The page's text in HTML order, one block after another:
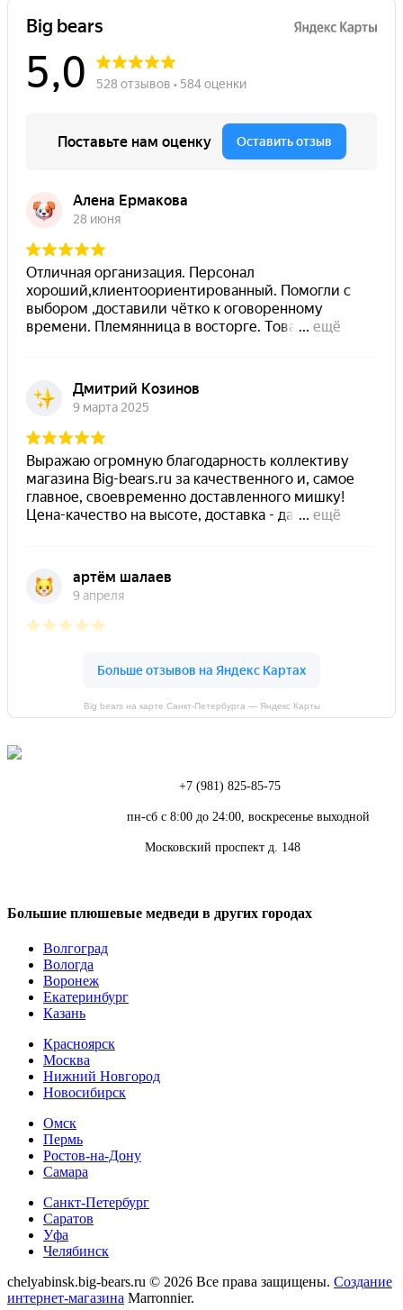
Big bears на карте Санкт‑Петербурга — Яндекс Карты
+7 (981) 825-85-75
пн-сб с 8:00 до 24:00, воскресенье выходной
Московский проспект д. 148
Большие плюшевые медведи в других городах
Волгоград
Вологда
Воронеж
Екатеринбург
Казань
Красноярск
Москва
Нижний Новгород
Новосибирск
Омск
Пермь
Ростов-на-Дону
Самара
Санкт-Петербург
Саратов
Уфа
Челябинск
chelyabinsk.big-bears.ru © 2026 Все права защищены. Создание
интернет-магазина Marronnier.